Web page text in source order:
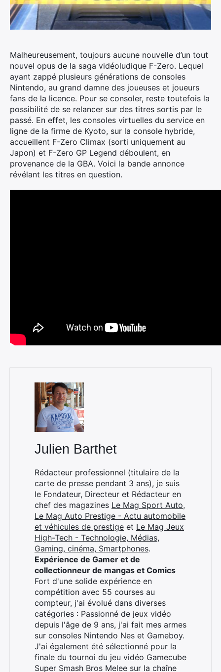
Malheureusement, toujours aucune nouvelle d’un tout
nouvel opus de la saga vidéoludique F-Zero. Lequel
ayant zappé plusieurs générations de consoles
Nintendo, au grand damne des joueuses et joueurs
fans de la licence. Pour se consoler, reste toutefois la
possibilité de se relancer sur des titres sortis par le
passé. En effet, les consoles virtuelles du service en
ligne de la firme de Kyoto, sur la console hybride,
accueillent F-Zero Climax (sorti uniquement au
Japon) et F-Zero GP Legend déboulent, en
provenance de la GBA. Voici la bande annonce
révélant les titres en question.
Julien Barthet
Rédacteur professionnel (titulaire de la
carte de presse pendant 3 ans), je suis
le Fondateur, Directeur et Rédacteur en
chef des magazines Le Mag Sport Auto,
Le Mag Auto Prestige - Actu automobile
et véhicules de prestige et Le Mag Jeux
High-Tech - Technologie, Médias,
Gaming, cinéma, Smartphones.
Expérience de Gamer et de
collectionneur de mangas et Comics
Fort d'une solide expérience en
compétition avec 55 courses au
compteur, j'ai évolué dans diverses
catégories : Passionné de jeux vidéo
depuis l'âge de 9 ans, j'ai fait mes armes
sur consoles Nintendo Nes et Gameboy.
J'ai également été sélectionné pour la
finale du tournoi du jeu vidéo Gamecube
Super Smash Bros Melee sur la chaîne